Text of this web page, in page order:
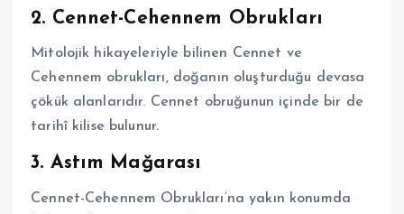
2. Cennet-Cehennem Obrukları
Mitolojik hikayeleriyle bilinen Cennet ve
Cehennem obrukları, doğanın oluşturduğu devasa
çökük alanlarıdır. Cennet obruğunun içinde bir de
tarihî kilise bulunur.
3. Astım Mağarası
Cennet-Cehennem Obrukları’na yakın konumda